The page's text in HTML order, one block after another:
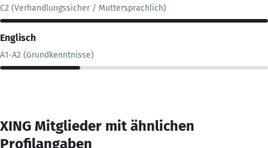
C2 (Verhandlungssicher / Muttersprachlich)
Englisch
A1-A2 (Grundkenntnisse)
XING Mitglieder mit ähnlichen
Profilangaben